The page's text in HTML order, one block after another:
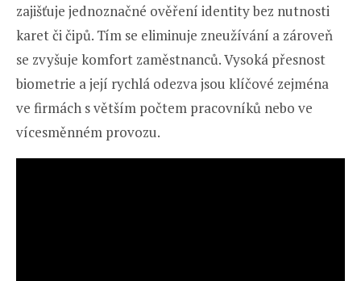
zajišťuje jednoznačné ověření identity bez nutnosti
karet či čipů. Tím se eliminuje zneužívání a zároveň
se zvyšuje komfort zaměstnanců. Vysoká přesnost
biometrie a její rychlá odezva jsou klíčové zejména
ve firmách s větším počtem pracovníků nebo ve
vícesměnném provozu.